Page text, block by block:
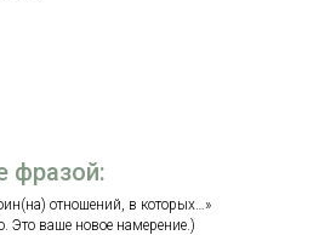
фразой:
отношений, в которых…»
Это ваше новое намерение.)